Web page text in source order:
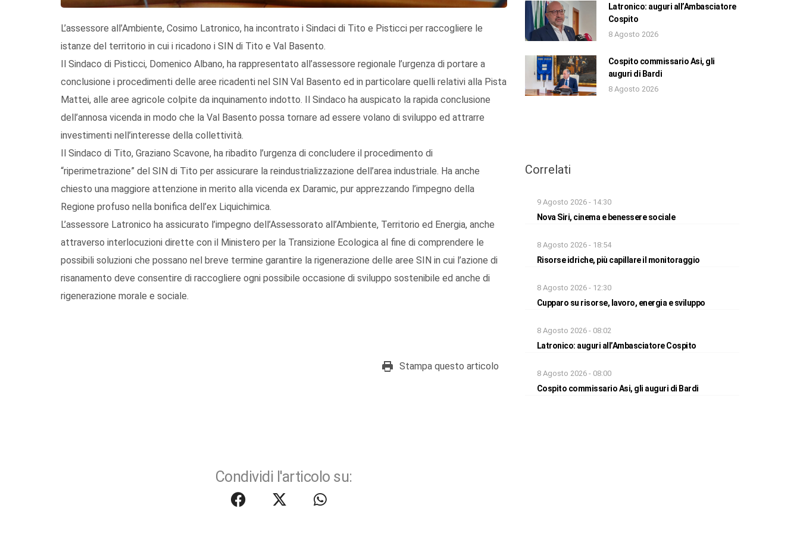
L’assessore all’Ambiente, Cosimo Latronico, ha incontrato i Sindaci di Tito e Pisticci per raccogliere le
istanze del territorio in cui i ricadono i SIN di Tito e Val Basento.
Il Sindaco di Pisticci, Domenico Albano, ha rappresentato all’assessore regionale l’urgenza di portare a
conclusione i procedimenti delle aree ricadenti nel SIN Val Basento ed in particolare quelli relativi alla Pista
Mattei, alle aree agricole colpite da inquinamento indotto. Il Sindaco ha auspicato la rapida conclusione
dell’annosa vicenda in modo che la Val Basento possa tornare ad essere volano di sviluppo ed attrarre
investimenti nell’interesse della collettività.
Il Sindaco di Tito, Graziano Scavone, ha ribadito l’urgenza di concludere il procedimento di
“riperimetrazione” del SIN di Tito per assicurare la reindustrializzazione dell’area industriale. Ha anche
chiesto una maggiore attenzione in merito alla vicenda ex Daramic, pur apprezzando l’impegno della
Regione profuso nella bonifica dell’ex Liquichimica.
L’assessore Latronico ha assicurato l’impegno dell’Assessorato all’Ambiente, Territorio ed Energia, anche
attraverso interlocuzioni dirette con il Ministero per la Transizione Ecologica al fine di comprendere le
possibili soluzioni che possano nel breve termine garantire la rigenerazione delle aree SIN in cui l’azione di
risanamento deve consentire di raccogliere ogni possibile occasione di sviluppo sostenibile ed anche di
rigenerazione morale e sociale.
Stampa questo articolo
Condividi l'articolo su:
Latronico: auguri all’Ambasciatore
Cospito
8 Agosto 2026
Cospito commissario Asi, gli
auguri di Bardi
8 Agosto 2026
Correlati
9 Agosto 2026 - 14:30
Nova Siri, cinema e benessere sociale
8 Agosto 2026 - 18:54
Risorse idriche, più capillare il monitoraggio
8 Agosto 2026 - 12:30
Cupparo su risorse, lavoro, energia e sviluppo
8 Agosto 2026 - 08:02
Latronico: auguri all’Ambasciatore Cospito
8 Agosto 2026 - 08:00
Cospito commissario Asi, gli auguri di Bardi